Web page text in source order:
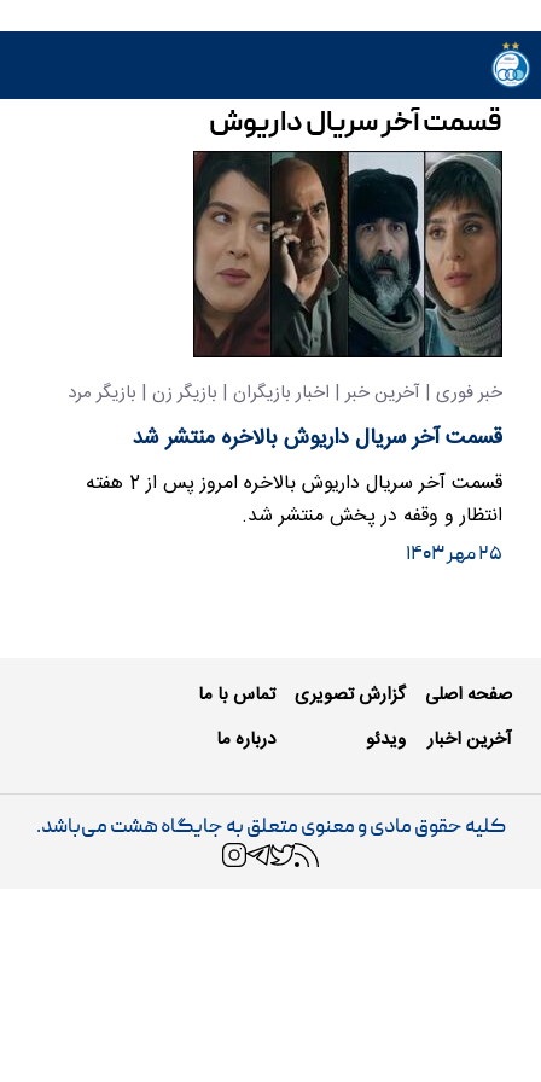
قسمت آخر سریال داریوش
خبر فوری | آخرین خبر | اخبار بازیگران | بازیگر زن | بازیگر مرد
قسمت آخر سریال داریوش بالاخره منتشر شد
قسمت آخر سریال داریوش بالاخره امروز پس از 2 هفته
انتظار و وقفه در پخش منتشر شد.
۲۵ مهر ۱۴۰۳
صفحه اصلی
آخرین اخبار
گزارش تصویری
ویدئو
تماس با ما
درباره ما
کلیه حقوق مادی و معنوی متعلق به جایگاه هشت می‌باشد.